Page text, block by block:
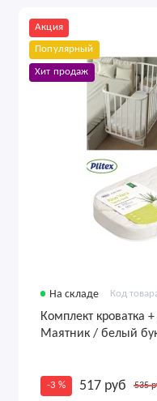
Акция
Популярный
Хит продаж
На складе Код
Комплект кроватка
Маятник / белый
-3 % 517 руб 535